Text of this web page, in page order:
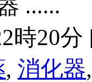
......
時20分
, 消化器